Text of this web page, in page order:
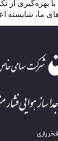
بهره‌گیری از
ما،